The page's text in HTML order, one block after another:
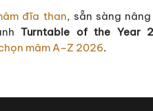
đĩa than, sẵn sàng
Turntable of the Year
mâm A–Z 2026.